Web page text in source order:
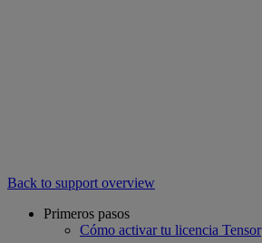
Back to support overview
Primeros pasos
Cómo activar tu licencia Tensor